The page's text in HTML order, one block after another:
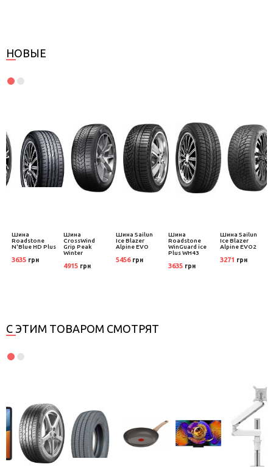
НОВЫЕ
Шина
Roadstone
N'Blue HD Plus
3635 грн
Шина
CrossWind
Grip Peak
Winter
4915 грн
Шина Sailun
Ice Blazer
Alpine EVO
5456 грн
Шина
Roadstone
WinGuard ice
Plus WH43
3635 грн
Шина Sailun
Ice Blazer
Alpine EVO2
3271 грн
С ЭТИМ ТОВАРОМ СМОТРЯТ